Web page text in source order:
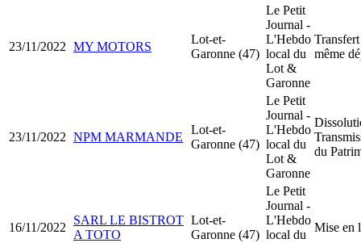
23/11/2022 MY MOTORS
Lot-et-
Garonne (47)
Le Petit
Journal -
L'Hebdo
local du
Lot &
Garonne
même
23/11/2022 NPM MARMANDE
Lot-et-
Garonne (47)
Le Petit
Journal -
L'Hebdo
local du
Lot &
Garonne
du
16/11/2022
SARL LE BISTROT
A TOTO
Lot-et-
Garonne (47)
Le Petit
Journal -
L'Hebdo
local du
Mise en